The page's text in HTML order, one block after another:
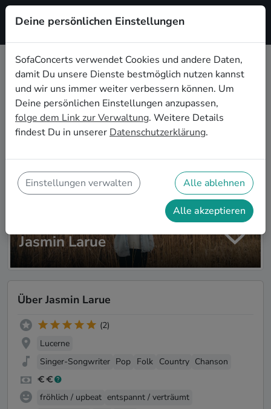
Registrieren
Zur Artistsuche
Jasmin Larue
Über Jasmin Larue
(2)
Lucerne
Singer-Songwriter Pop Folk Country Chanson
fröhlich / upbeat entspannt / verträumt
Deine persönlichen Einstellungen
SofaConcerts verwendet Cookies und andere Daten,
damit Du unsere Dienste bestmöglich nutzen kannst
und wir uns immer weiter verbessern können. Um
Deine persönlichen Einstellungen anzupassen,
folge dem Link zur Verwaltung. Weitere Details
findest Du in unserer Datenschutzerklärung.
Einstellungen verwalten Alle ablehnen
Alle akzeptieren